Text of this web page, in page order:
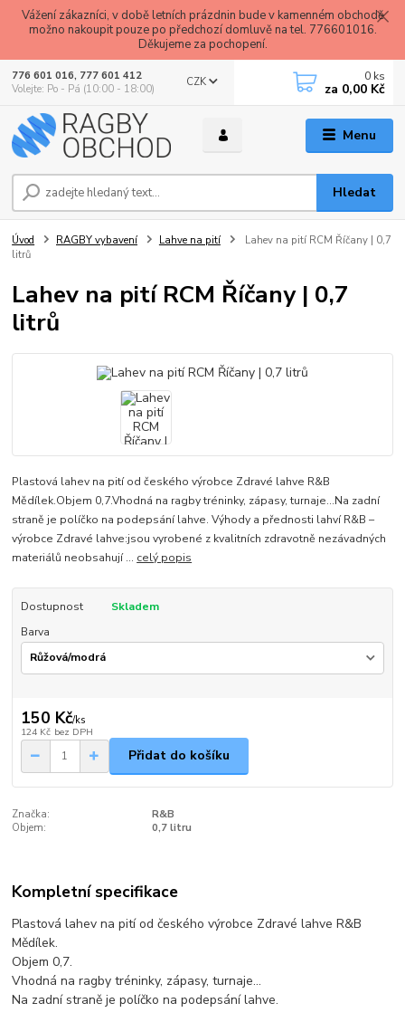
Vážení zákazníci, v době letních prázdnin bude v kamenném obchodě
možno nakoupit pouze po předchozí domluvě na tel. 776601016.
Děkujeme za pochopení.
Menu
CZK
Hledat
776 601 016, 777 601 412
Volejte: Po - Pá (10:00 - 18:00)
0 ks
za 0,00 Kč
Úvod RAGBY vybavení Lahve na pití
Lahev na pití RCM Říčany | 0,7
litrů
Lahev na pití RCM Říčany | 0,7
litrů
Plastová lahev na pití od českého výrobce Zdravé lahve R&B
Mědílek.Objem 0,7.Vhodná na ragby tréninky, zápasy, turnaje...Na zadní
straně je políčko na podepsání lahve. Výhody a přednosti lahví R&B –
výrobce Zdravé lahve:jsou vyrobené z kvalitních zdravotně nezávadných
materiálů neobsahují ... celý popis
Dostupnost
Skladem
Barva
150 Kč/ks
124 Kč bez DPH
Přidat do košíku
Značka:
R&B
Objem:
0,7 litru
Kompletní specifikace
Plastová lahev na pití od českého výrobce Zdravé lahve R&B
Mědílek.
Objem 0,7.
Vhodná na ragby tréninky, zápasy, turnaje...
Na zadní straně je políčko na podepsání lahve.